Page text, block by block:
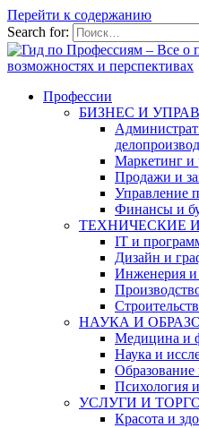
Перейти к содержанию
Search for:
Профессии
БИЗНЕС И
Маркетинг и
Продажи и
Управление
Финансы и
ТЕХНИЧЕСКИЕ
IT и
Дизайн и
Инженерия и
НАУКА И
Медицина и
Наука и
Образование
Психология
УСЛУГИ И
Красота и